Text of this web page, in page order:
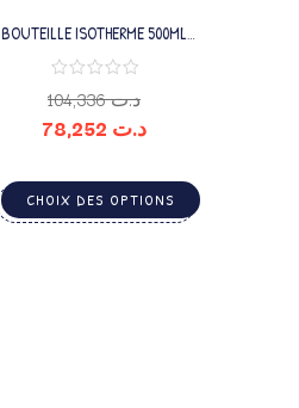
BOUTEILLE ISOTHERME 500ML
ADULTE
د.ت104,336
د.ت
CHOIX DES OPTIONS